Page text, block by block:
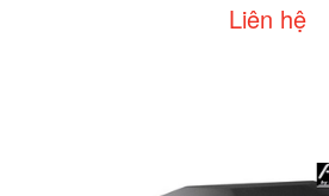
Liên hệ